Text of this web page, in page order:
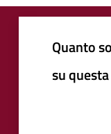
Quanto
su